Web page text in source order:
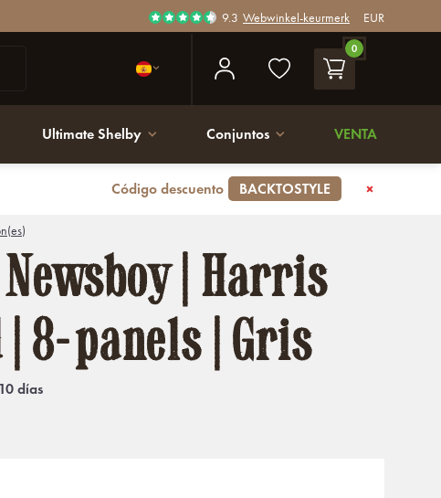
9.3 Webwinkel-keurmerk EUR
0
Ultimate Shelby Conjuntos VENTA
Código descuento BACKTOSTYLE
| Harris
| 8-panels | Gris
días